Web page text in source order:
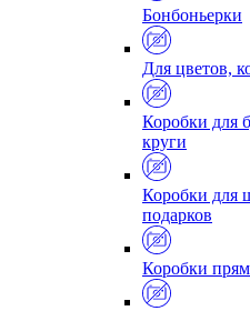
Бонбоньерки
Для цветов,
Коробки для
круги
Коробки для
подарков
Коробки